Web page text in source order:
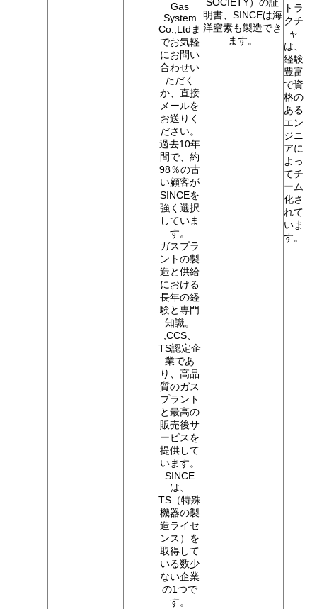
Gas
System
Co.,Ltdま
でお気軽
にお問い
合わせい
ただく
か、直接
メールを
お送りく
ださい。
過去10年
間で、約
98％の古
い顧客が
SINCEを
強く選択
していま
す。
ガスプラ
ントの製
造と供給
における
長年の経
験と専門
知識。
,CCS、
TS認定企
業であ
り、高品
質のガス
プラント
と最高の
販売後サ
ービスを
提供して
います。
SINCE
は、
TS（特殊
機器の製
造ライセ
ンス）を
取得して
いる数少
ない企業
の1つで
す。
SOCIETY）の証
明書、SINCEは海
洋窒素も製造でき
ます。
トラ
クチ
ャ
は、
経験
豊富
で資
格の
ある
エン
ジニ
アに
よっ
てチ
ーム
化さ
れて
いま
す。